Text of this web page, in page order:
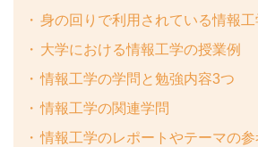
身の回りで利用されている情報工
大学における情報工学の授業例
情報工学の学問と勉強内容3つ
情報工学の関連学問
情報工学のレポートやテーマの参